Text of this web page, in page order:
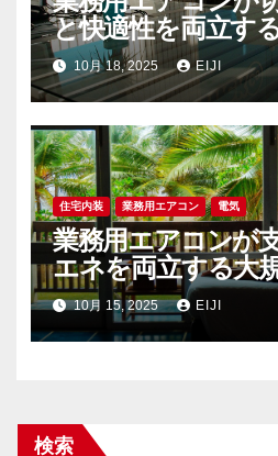
と快適性を両立す
ス空調戦略
10月 18, 2025 EIJI
住宅内装 業務用エアコン 電気
業務用エアコンが
エネを両立する大
戦略
10月 15, 2025 EIJI
検索